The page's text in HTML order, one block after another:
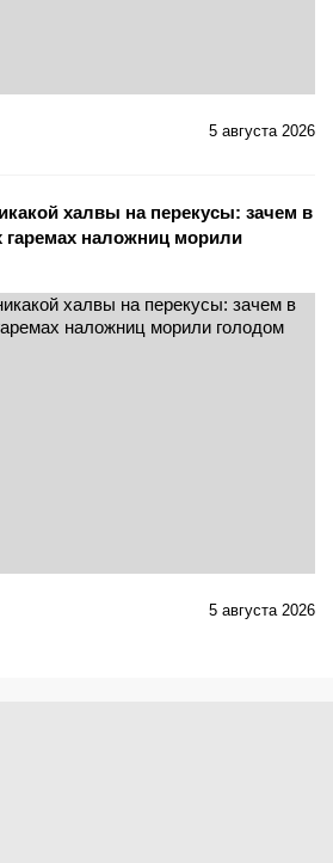
5 августа 2026
халвы на перекусы: зачем в
гаремах наложниц морили
5 августа 2026